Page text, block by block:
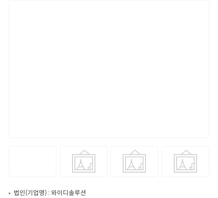
법인(기업명) : 와이디솔루션